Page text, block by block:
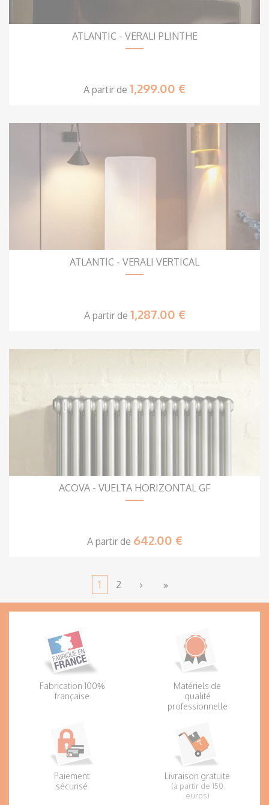
ATLANTIC - VERALI PLINTHE
A partir de 1,299.00 €
ATLANTIC - VERALI VERTICAL
A partir de 1,287.00 €
ACOVA - VUELTA HORIZONTAL GF
A partir de 642.00 €
1 2
Fabrication 100%
française
Matériels de
qualité
professionnelle
Paiement
sécurisé
Livraison gratuite
(à partir de 150
euros)